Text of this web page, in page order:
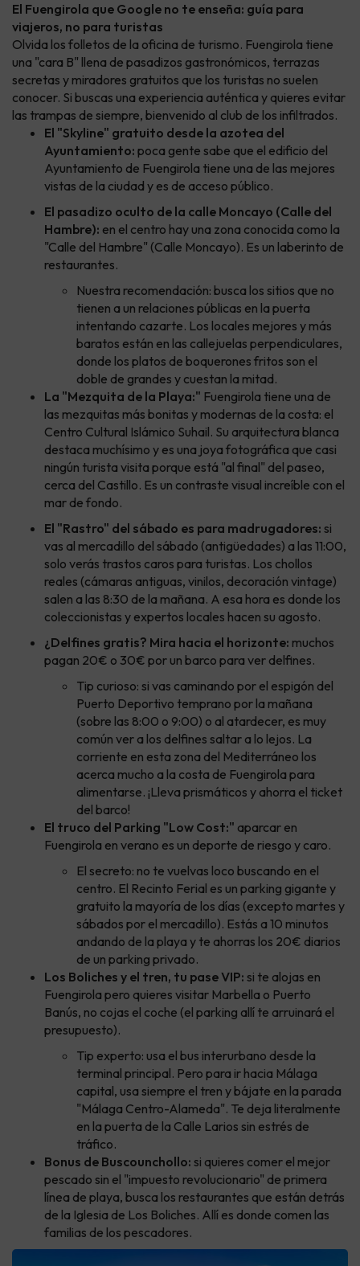
El Fuengirola que Google no te enseña: guía para
viajeros, no para turistas
Olvida los folletos de la oficina de turismo. Fuengirola tiene
una "cara B" llena de pasadizos gastronómicos, terrazas
secretas y miradores gratuitos que los turistas no suelen
conocer. Si buscas una experiencia auténtica y quieres evitar
las trampas de siempre, bienvenido al club de los infiltrados.
El "Skyline" gratuito desde la azotea del
Ayuntamiento: poca gente sabe que el edificio del
Ayuntamiento de Fuengirola tiene una de las mejores
vistas de la ciudad y es de acceso público.
El pasadizo oculto de la calle Moncayo (Calle del
Hambre): en el centro hay una zona conocida como la
"Calle del Hambre" (Calle Moncayo). Es un laberinto de
restaurantes.
Nuestra recomendación: busca los sitios que no
tienen a un relaciones públicas en la puerta
intentando cazarte. Los locales mejores y más
baratos están en las callejuelas perpendiculares,
donde los platos de boquerones fritos son el
doble de grandes y cuestan la mitad.
La "Mezquita de la Playa:" Fuengirola tiene una de
las mezquitas más bonitas y modernas de la costa: el
Centro Cultural Islámico Suhail. Su arquitectura blanca
destaca muchísimo y es una joya fotográfica que casi
ningún turista visita porque está "al final" del paseo,
cerca del Castillo. Es un contraste visual increíble con el
mar de fondo.
El "Rastro" del sábado es para madrugadores: si
vas al mercadillo del sábado (antigüedades) a las 11:00,
solo verás trastos caros para turistas. Los chollos
reales (cámaras antiguas, vinilos, decoración vintage)
salen a las 8:30 de la mañana. A esa hora es donde los
coleccionistas y expertos locales hacen su agosto.
¿Delfines gratis? Mira hacia el horizonte: muchos
pagan 20€ o 30€ por un barco para ver delfines.
Tip curioso: si vas caminando por el espigón del
Puerto Deportivo temprano por la mañana
(sobre las 8:00 o 9:00) o al atardecer, es muy
común ver a los delfines saltar a lo lejos. La
corriente en esta zona del Mediterráneo los
acerca mucho a la costa de Fuengirola para
alimentarse. ¡Lleva prismáticos y ahorra el ticket
del barco!
El truco del Parking "Low Cost:" aparcar en
Fuengirola en verano es un deporte de riesgo y caro.
El secreto: no te vuelvas loco buscando en el
centro. El Recinto Ferial es un parking gigante y
gratuito la mayoría de los días (excepto martes y
sábados por el mercadillo). Estás a 10 minutos
andando de la playa y te ahorras los 20€ diarios
de un parking privado.
Los Boliches y el tren, tu pase VIP: si te alojas en
Fuengirola pero quieres visitar Marbella o Puerto
Banús, no cojas el coche (el parking allí te arruinará el
presupuesto).
Tip experto: usa el bus interurbano desde la
terminal principal. Pero para ir hacia Málaga
capital, usa siempre el tren y bájate en la parada
"Málaga Centro-Alameda". Te deja literalmente
en la puerta de la Calle Larios sin estrés de
tráfico.
Bonus de Buscounchollo: si quieres comer el mejor
pescado sin el "impuesto revolucionario" de primera
línea de playa, busca los restaurantes que están detrás
de la Iglesia de Los Boliches. Allí es donde comen las
familias de los pescadores.